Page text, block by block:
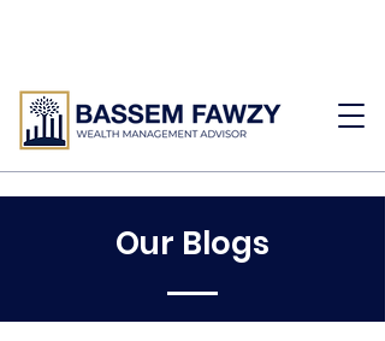
Our Blogs